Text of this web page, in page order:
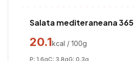
Salata mediteraneana 365
20.1kcal / 100g
P: 1.6gC: 3.8gG: 0.3g